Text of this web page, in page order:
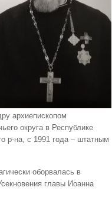
архиепископом
округа в Республике
р-на, с 1991 года – штатным
оборвалась в
главы Иоанна